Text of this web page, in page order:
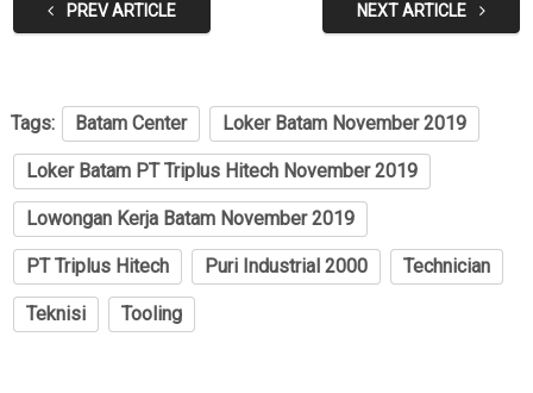
PREV ARTICLE NEXT ARTICLE
Tags: Batam Center Loker Batam November 2019
Loker Batam PT Triplus Hitech November 2019
Lowongan Kerja Batam November 2019
PT Triplus Hitech Puri Industrial 2000 Technician
Teknisi Tooling